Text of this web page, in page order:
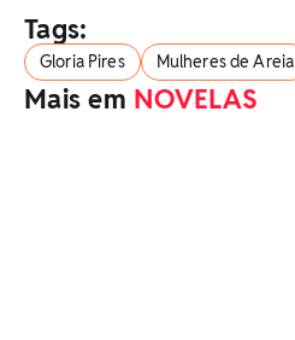
Tags:
Gloria Pires Mulheres de Areia
Mais em NOVELAS